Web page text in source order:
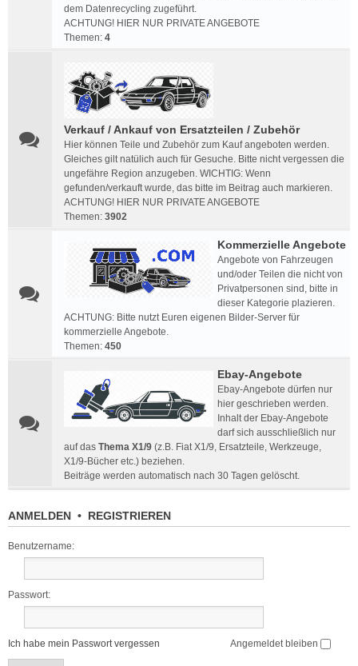
dem Datenrecycling zugeführt.
ACHTUNG! HIER NUR PRIVATE ANGEBOTE
Themen: 4
Verkauf / Ankauf von Ersatzteilen / Zubehör
Hier können Teile und Zubehör zum Kauf angeboten werden.
Gleiches gilt natülich auch für Gesuche. Bitte nicht vergessen die
ungefähre Region anzugeben. WICHTIG: Wenn
gefunden/verkauft wurde, das bitte im Beitrag auch markieren.
ACHTUNG! HIER NUR PRIVATE ANGEBOTE
Themen: 3902
Kommerzielle Angebote
Angebote von Fahrzeugen
und/oder Teilen die nicht von
Privatpersonen sind, bitte in
dieser Kategorie plazieren.
ACHTUNG: Bitte nutzt Euren eigenen Bilder-Server für
kommerzielle Angebote.
Themen: 450
Ebay-Angebote
Ebay-Angebote dürfen nur
hier geschrieben werden.
Inhalt der Ebay-Angebote
darf sich ausschließlich nur
auf das Thema X1/9 (z.B. Fiat X1/9, Ersatzteile, Werkzeuge,
X1/9-Bücher etc.) beziehen.
Beiträge werden automatisch nach 30 Tagen gelöscht.
ANMELDEN • REGISTRIEREN
Benutzername:
Passwort:
Ich habe mein Passwort vergessen Angemeldet bleiben